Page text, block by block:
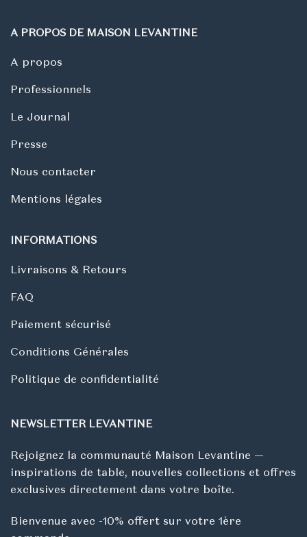
A PROPOS DE MAISON LEVANTINE
A propos
Professionnels
Le Journal
Presse
Nous contacter
Mentions légales
INFORMATIONS
Livraisons & Retours
FAQ
Paiement sécurisé
Conditions Générales
Politique de confidentialité
NEWSLETTER LEVANTINE
Rejoignez la communauté Maison Levantine —
inspirations de table, nouvelles collections et offres
exclusives directement dans votre boîte.
Bienvenue avec -10% offert sur votre 1ère